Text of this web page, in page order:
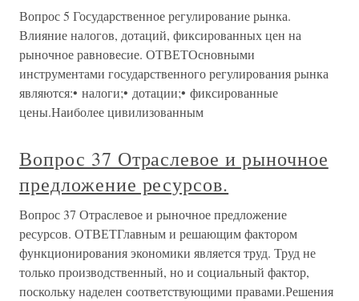
Вопрос 5 Государственное регулирование рынка.
Влияние налогов, дотаций, фиксированных цен на
рыночное равновесие. ОТВЕТОсновными
инструментами государственного регулирования рынка
являются:• налоги;• дотации;• фиксированные
цены.Наиболее цивилизованным
Вопрос 37 Отраслевое и рыночное
предложение ресурсов.
Вопрос 37 Отраслевое и рыночное предложение
ресурсов. ОТВЕТГлавным и решающим фактором
функционирования экономики является труд. Труд не
только производственный, но и социальный фактор,
поскольку наделен соответствующими правами.Решения